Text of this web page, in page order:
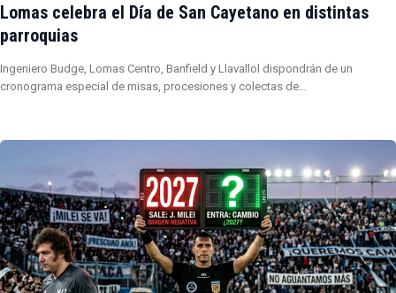
Lomas celebra el Día de San Cayetano en distintas
parroquias
Ingeniero Budge, Lomas Centro, Banfield y Llavallol dispondrán de un
cronograma especial de misas, procesiones y colectas de…